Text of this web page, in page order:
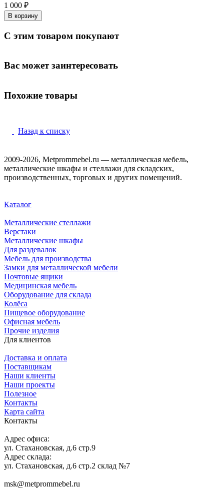
1 000 ₽
В корзину
С этим товаром покупают
Вас может заинтересовать
Похожие товары
Назад к списку
2009-2026, Metprommebel.ru — металлическая мебель,
металлические шкафы и стеллажи для складских,
производственных, торговых и других помещений.
Каталог
Металлические стеллажи
Верстаки
Металлические шкафы
Для раздевалок
Мебель для производства
Замки для металлической мебели
Почтовые ящики
Медицинская мебель
Оборудование для склада
Колёса
Пищевое оборудование
Офисная мебель
Прочие изделия
Для клиентов
Доставка и оплата
Поставщикам
Наши клиенты
Наши проекты
Полезное
Контакты
Карта сайта
Контакты
Адрес офиса:
ул. Стахановская, д.6 стр.9
Адрес склада:
ул. Стахановская, д.6 стр.2 склад №7
msk@metprommebel.ru